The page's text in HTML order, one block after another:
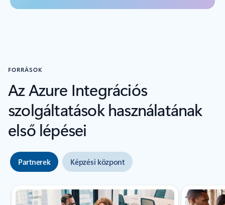
FORRÁSOK
Az Azure Integrációs
szolgáltatások használatának
első lépései
Partnerek Képzési központ
1/2. dia megjelenítése